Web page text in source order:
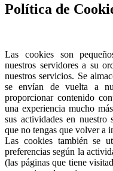
Política de
Las cookies son
nuestros servidores a su
nuestros servicios. Se
se envían de vuelta a
proporcionar contenido
una experiencia mucho
sus actividades en
que no tengas que volver a
Las cookies también se
preferencias según la
(las páginas que tiene